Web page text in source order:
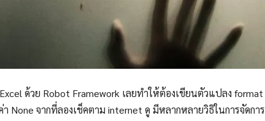
ด้วย Robot Framework เลยทำให้ต้องเขียนตัวแปลง format
None จากที่ลองเช็คตาม internet ดู มีหลากหลายวิธิในการจัดการ